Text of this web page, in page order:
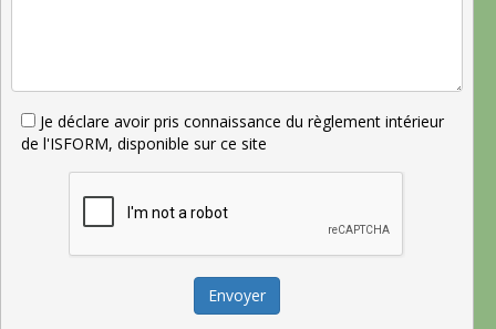
de l'ISFORM, disponible sur ce site
Envoyer